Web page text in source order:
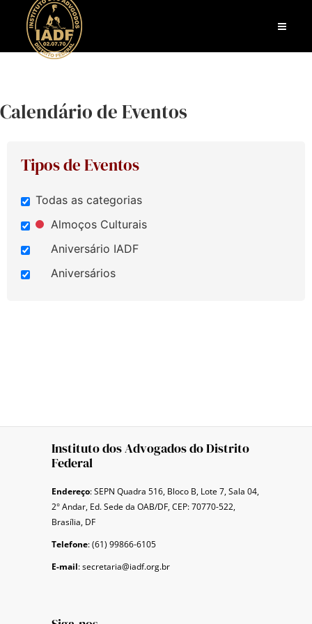
Calendário de Eventos
Tipos de Eventos
Todas as categorias
Almoços Culturais
Aniversário IADF
Aniversários
Instituto dos Advogados do Distrito
Federal
Endereço: SEPN Quadra 516, Bloco B, Lote 7, Sala 04,
2° Andar, Ed. Sede da OAB/DF, CEP: 70770-522,
Brasília, DF
Telefone: (61) 99866-6105
E-mail: secretaria@iadf.org.br